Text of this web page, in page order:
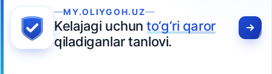
MY.OLIYGOH.UZ
Kelajagi uchunto‘g‘ri qaror
qiladiganlar tanlovi.